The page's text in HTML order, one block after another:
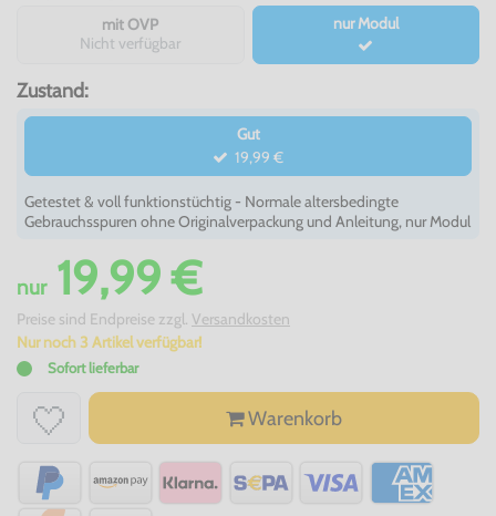
mit OVP
Nicht verfügbar
nur Modul
Zustand:
Gut
19,99 €
Getestet & voll funktionstüchtig - Normale altersbedingte
Gebrauchsspuren ohne Originalverpackung und Anleitung, nur Modul
nur19,99 €
Preise sind Endpreise zzgl. Versandkosten
Nur noch 3 Artikel verfügbar!
Sofort lieferbar
Warenkorb